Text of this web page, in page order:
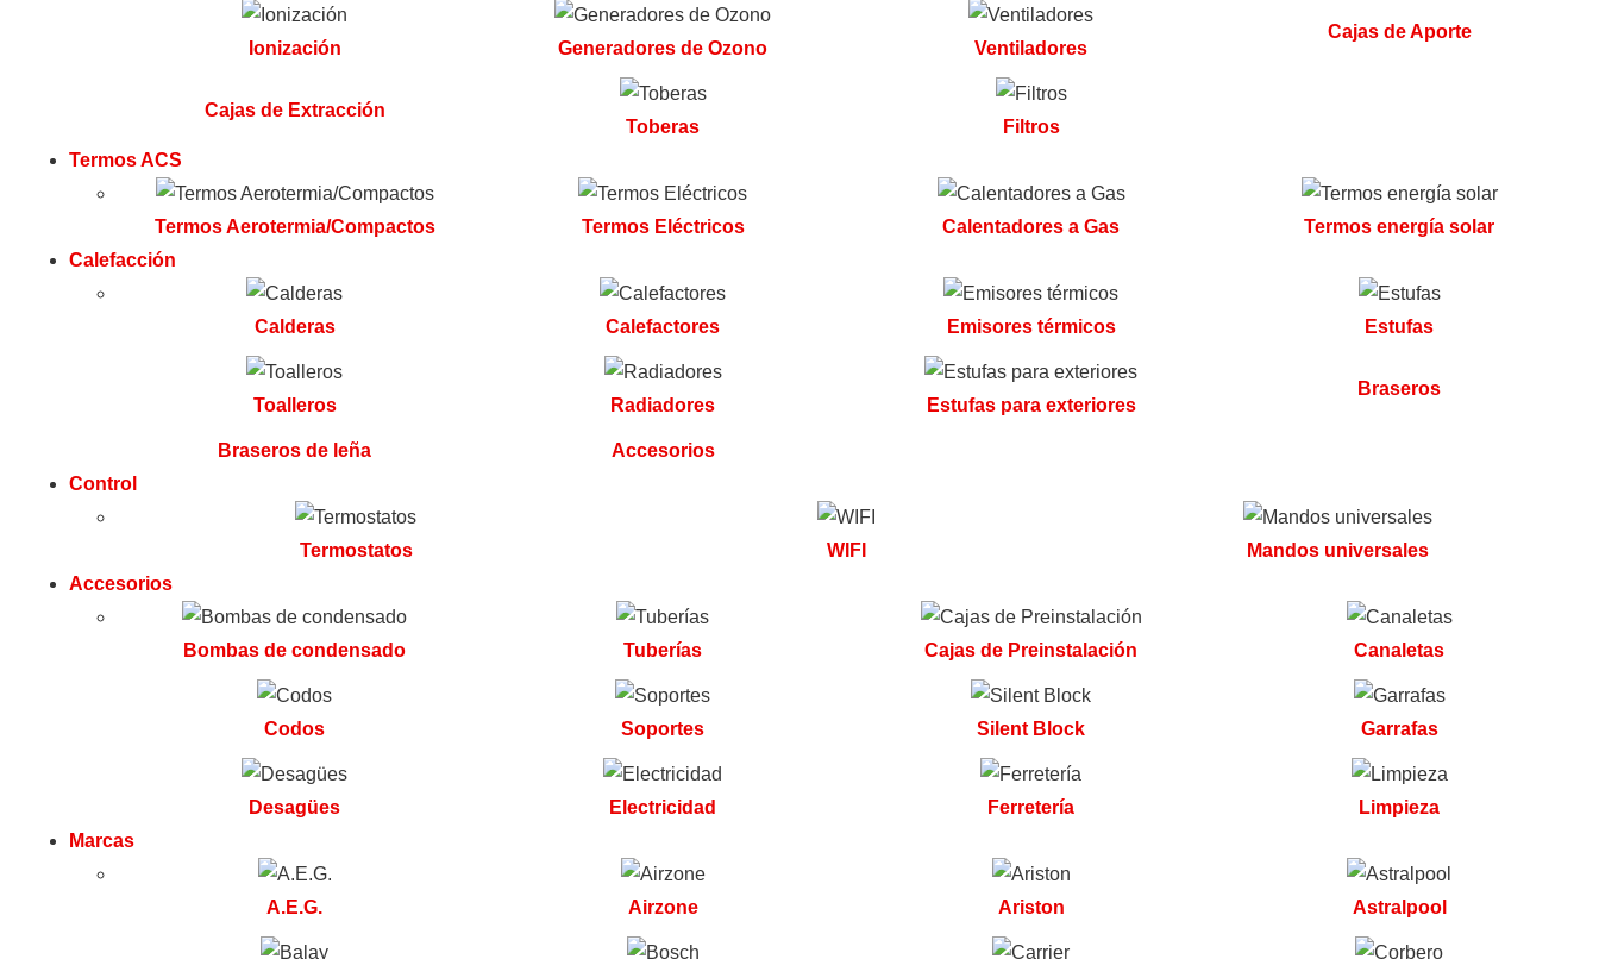
Ionización Generadores de Ozono Ventiladores
Cajas de Aporte
Cajas de Extracción
Toberas
Filtros
Termos ACS
Termos Aerotermia/Compactos Termos Eléctricos Calentadores a Gas
Termos energía solar
Calefacción
Calderas Calefactores Emisores térmicos Estufas
Toalleros Radiadores Estufas para exteriores
Braseros
Braseros de leña
Accesorios
Control
Termostatos WIFI
Mandos universales
Accesorios
Bombas de condensado Tuberías Cajas de Preinstalación Canaletas
Codos Soportes Silent Block Garrafas
Desagües Electricidad Ferretería
Limpieza
Marcas
A.E.G. Airzone Ariston Astralpool